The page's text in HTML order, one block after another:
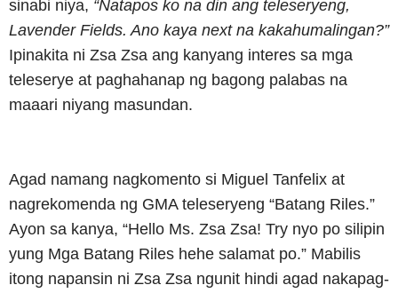
sinabi niya, “Natapos ko na din ang teleseryeng,
Lavender Fields. Ano kaya next na kakahumalingan?”
Ipinakita ni Zsa Zsa ang kanyang interes sa mga
teleserye at paghahanap ng bagong palabas na
maaari niyang masundan.
Agad namang nagkomento si Miguel Tanfelix at
nagrekomenda ng GMA teleseryeng “Batang Riles.”
Ayon sa kanya, “Hello Ms. Zsa Zsa! Try nyo po silipin
yung Mga Batang Riles hehe salamat po.” Mabilis
itong napansin ni Zsa Zsa ngunit hindi agad nakapag-